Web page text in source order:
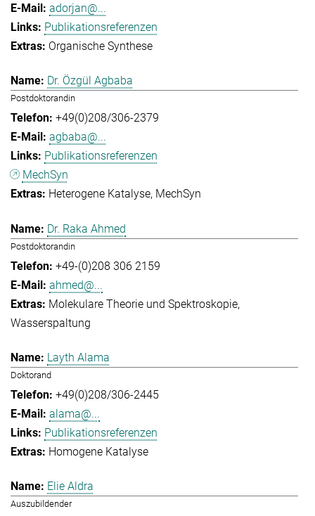
adorjan@...
Publikationsreferenzen
Organische Synthese
Dr. Özgül Agbaba
Postdoktorandin
+49(0)208/306-2379
agbaba@...
Publikationsreferenzen
MechSyn
Heterogene Katalyse MechSyn
Dr. Raka Ahmed
Postdoktorandin
+49-(0)208 306 2159
ahmed@...
Molekulare Theorie und Spektroskopie
Wasserspaltung
Layth Alama
Doktorand
+49(0)208/306-2445
alama@...
Publikationsreferenzen
Homogene Katalyse
Elie Aldra
Auszubildender